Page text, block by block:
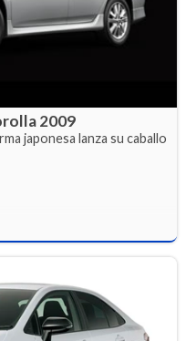
2009
japonesa lanza su caballo